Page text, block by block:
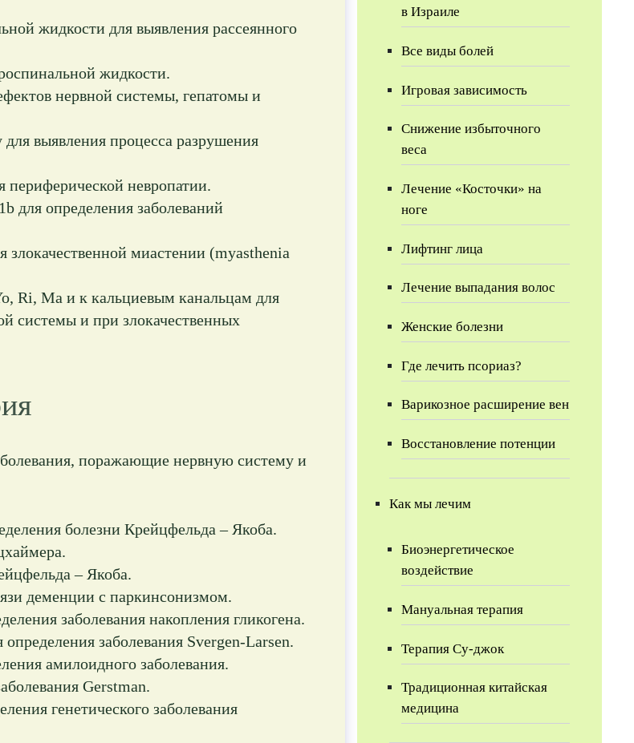
жидкости для выявления рассеянного
жидкости.
нервной системы, гепатомы и
выявления процесса разрушения
периферической невропатии.
для определения заболеваний
злокачественной миастении (myasthenia
Ri, Ma и к кальциевым канальцам для
системы и при злокачественных
поражающие нервную систему и
болезни Крейцфельда – Якоба.
– Якоба.
деменции с паркинсонизмом.
заболевания накопления гликогена.
заболевания Svergen-Larsen.
амилоидного заболевания.
Gerstman.
генетического заболевания
в Израиле
Все виды болей
Игровая зависимость
Снижение избыточного
веса
Лечение «Косточки» на
ноге
Лифтинг лица
Лечение выпадания волос
Женские болезни
Где лечить псориаз?
Варикозное расширение вен
Восстановление потенции
Как мы лечим
Биоэнергетическое
воздействие
Мануальная терапия
Терапия Су-джок
Традиционная китайская
медицина